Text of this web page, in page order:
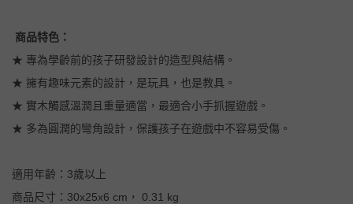
商品特色：
★ 專為學齡前的孩子研發設計的造型與結構。
★ 擁有趣味元素的設計，是玩具，也是教具。
★ 實木觸感溫潤且重量適當，最適合小手抓握遊戲。
★ 多為圓潤的彎角設計，保護孩子在遊戲中不容易受傷。
適用年齡：3歲以上
商品尺寸：30x25x6 cm， 0.31 kg